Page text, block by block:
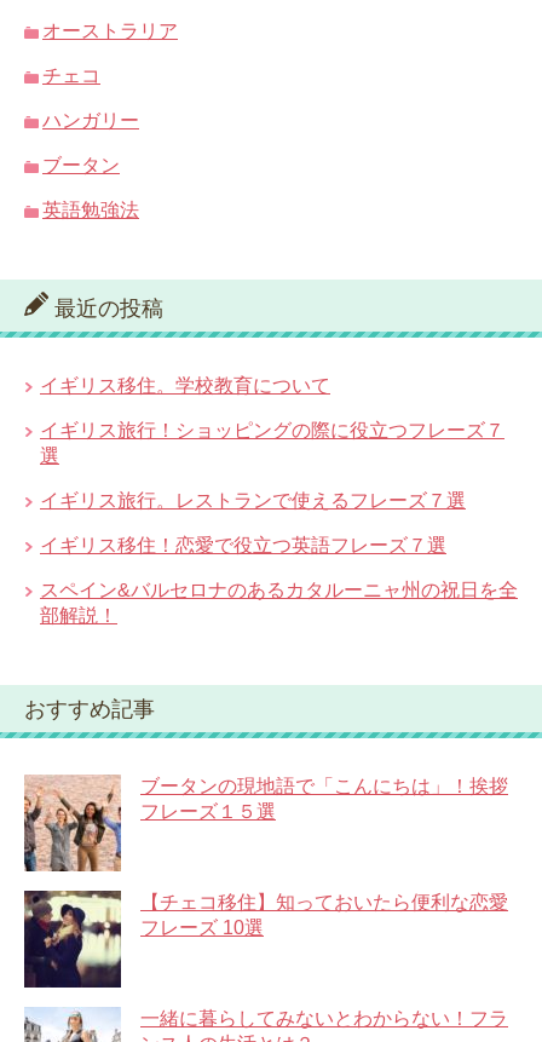
オーストラリア
チェコ
ハンガリー
ブータン
英語勉強法
最近の投稿
イギリス移住。学校教育について
イギリス旅行！ショッピングの際に役立つフレーズ７
選
イギリス旅行。レストランで使えるフレーズ７選
イギリス移住！恋愛で役立つ英語フレーズ７選
スペイン&バルセロナのあるカタルーニャ州の祝日を全
部解説！
おすすめ記事
ブータンの現地語で「こんにちは」！挨拶
フレーズ１５選
【チェコ移住】知っておいたら便利な恋愛
フレーズ 10選
一緒に暮らしてみないとわからない！フラ